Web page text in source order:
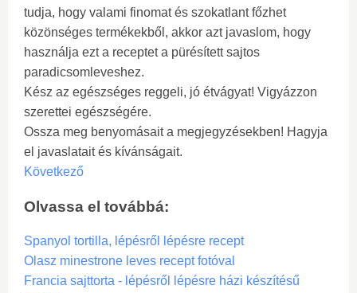
tudja, hogy valami finomat és szokatlant főzhet
közönséges termékekből, akkor azt javaslom, hogy
használja ezt a receptet a pürésített sajtos
paradicsomleveshez.
Kész az egészséges reggeli, jó étvágyat! Vigyázzon
szerettei egészségére.
Ossza meg benyomásait a megjegyzésekben! Hagyja
el javaslatait és kívánságait.
Következő
Olvassa el továbbá:
Spanyol tortilla, lépésről lépésre recept
Olasz minestrone leves recept fotóval
Francia sajttorta - lépésről lépésre házi készítésű